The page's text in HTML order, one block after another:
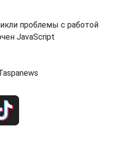
проблемы с работой
JavaScript